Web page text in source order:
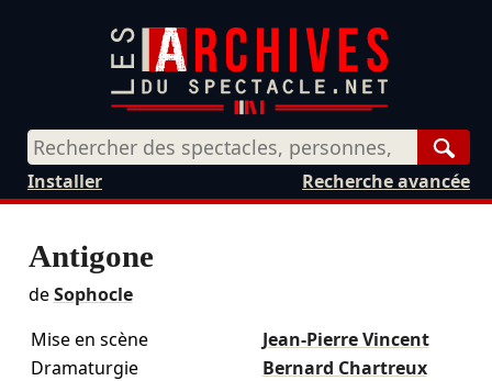
Recherche avancée
Installer
Antigone
deSophocle
Mise en scène
Jean-Pierre Vincent
Dramaturgie
Bernard Chartreux